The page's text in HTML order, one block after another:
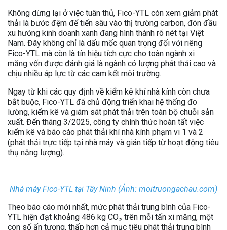
Không dừng lại ở việc tuân thủ, Fico-YTL còn xem giảm phát
thải là bước đệm để tiến sâu vào thị trường carbon, đón đầu
xu hướng kinh doanh xanh đang hình thành rõ nét tại Việt
Nam. Đây không chỉ là dấu mốc quan trọng đối với riêng
Fico-YTL mà còn là tín hiệu tích cực cho toàn ngành xi
măng vốn được đánh giá là ngành có lượng phát thải cao và
chịu nhiều áp lực từ các cam kết môi trường.
Ngay từ khi các quy định về kiểm kê khí nhà kính còn chưa
bắt buộc, Fico-YTL đã chủ động triển khai hệ thống đo
lường, kiểm kê và giám sát phát thải trên toàn bộ chuỗi sản
xuất. Đến tháng 3/2025, công ty chính thức hoàn tất việc
kiểm kê và báo cáo phát thải khí nhà kính phạm vi 1 và 2
(phát thải trực tiếp tại nhà máy và gián tiếp từ hoạt động tiêu
thụ năng lượng).
Nhà máy Fico-YTL tại Tây Ninh (Ảnh: moitruongachau.com)
Theo báo cáo mới nhất, mức phát thải trung bình của Fico-
YTL hiện đạt khoảng 486 kg CO₂ trên mỗi tấn xi măng, một
con số ấn tượng, thấp hơn cả mục tiêu phát thải trung bình